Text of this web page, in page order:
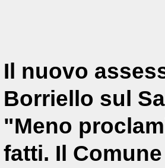
Il nuovo
Borriello sul
"Meno
fatti. Il